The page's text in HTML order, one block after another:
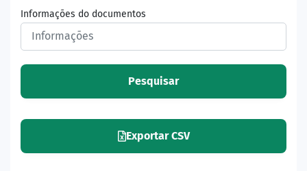
Informações do documentos
Pesquisar
Exportar CSV